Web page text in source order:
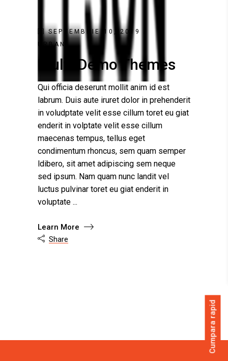
Cumpara rapid
SEPTEMBRIE 10, 2019
URBAN
Multi-Demo Themes
Qui officia deserunt mollit anim id est
labrum. Duis aute iruret dolor in prehenderit
in voludptate velit esse cillum toret eu giat
enderit in volptate velit esse cillum
maecenas tempus, tellus eget
condimentum rhoncus, sem quam semper
ldibero, sit amet adipiscing sem neque
sed ipsum. Nam quam nunc landit vel
luctus pulvinar toret eu giat enderit in
voluptate
Learn More
 Share